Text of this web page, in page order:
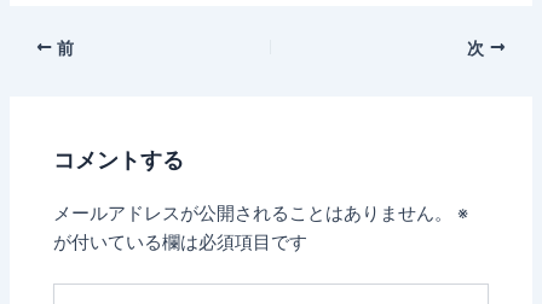
前 次
コメントする
メールアドレスが公開されることはありません。
※
が付いている欄は必須項目です